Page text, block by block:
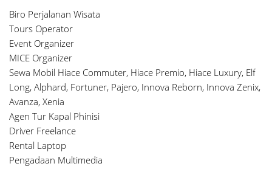
Biro Perjalanan Wisata
Tours Operator
Event Organizer
MICE Organizer
Sewa Mobil Hiace Commuter, Hiace Premio, Hiace Luxury, Elf
Long, Alphard, Fortuner, Pajero, Innova Reborn, Innova Zenix,
Avanza, Xenia
Agen Tur Kapal Phinisi
Driver Freelance
Rental Laptop
Pengadaan Multimedia